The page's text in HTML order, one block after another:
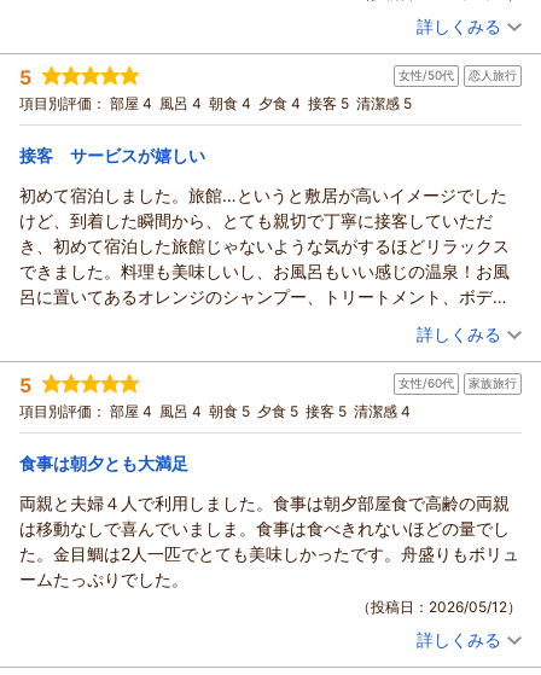
投稿者： れんさん(女性/50代)
宿泊プラン： 【1泊朝食付き】20時までチェックインＯＫ！朝食は熱々のカ
ニ汁と出来たての自家製豆腐を堪能【会場食】
和室
朝のみ
朝/個室利用
宿泊価格帯： 12,001～13,000円(大人一人あたり/税込)
詳しくみる
5 女性/50代 恋人旅行
項目別評価： 部屋 4 風呂 4 朝食 4 夕食 4 接客 5 清潔感 5
接客 サービスが嬉しい
初めて宿泊しました。旅館…というと敷居が高いイメージでした
けど、到着した瞬間から、とても親切で丁寧に接客していただ
き、初めて宿泊した旅館じゃないような気がするほどリラックス
できました。料理も美味しいし、お風呂もいい感じの温泉！お風
呂に置いてあるオレンジのシャンプー、トリートメント、ボディ
（投稿日：2026/05/12）
宿泊時期： 2026年05月宿泊 (恋人旅行)
投稿者： ともさん
宿泊プラン： 【じゃらんスペシャルウィーク】【スタンダード料理】迷った
らコレ！当館名物《金目鯛の姿煮付》【部屋食】
和室
朝・夕
朝/部屋出し
夕/部屋出し
詳しくみる
5 女性/60代 家族旅行
項目別評価： 部屋 4 風呂 4 朝食 5 夕食 5 接客 5 清潔感 4
食事は朝夕とも大満足
両親と夫婦４人で利用しました。食事は朝夕部屋食で高齢の両親
は移動なしで喜んでいましま。食事は食べきれないほどの量でし
た。金目鯛は2人一匹でとても美味しかったです。舟盛りもボリュ
ームたっぷりでした。
（投稿日：2026/05/12）
投稿者： ミズミさん(女性/60代)
詳しくみる